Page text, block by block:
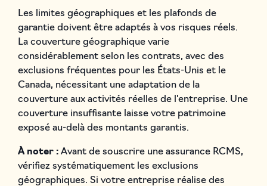
Les limites géographiques et les plafonds de
garantie doivent être adaptés à vos risques réels.
La couverture géographique varie
considérablement selon les contrats, avec des
exclusions fréquentes pour les États-Unis et le
Canada, nécessitant une adaptation de la
couverture aux activités réelles de l'entreprise. Une
couverture insuffisante laisse votre patrimoine
exposé au-delà des montants garantis.
À noter :Avant de souscrire une assurance RCMS,
vérifiez systématiquement les exclusions
géographiques. Si votre entreprise réalise des